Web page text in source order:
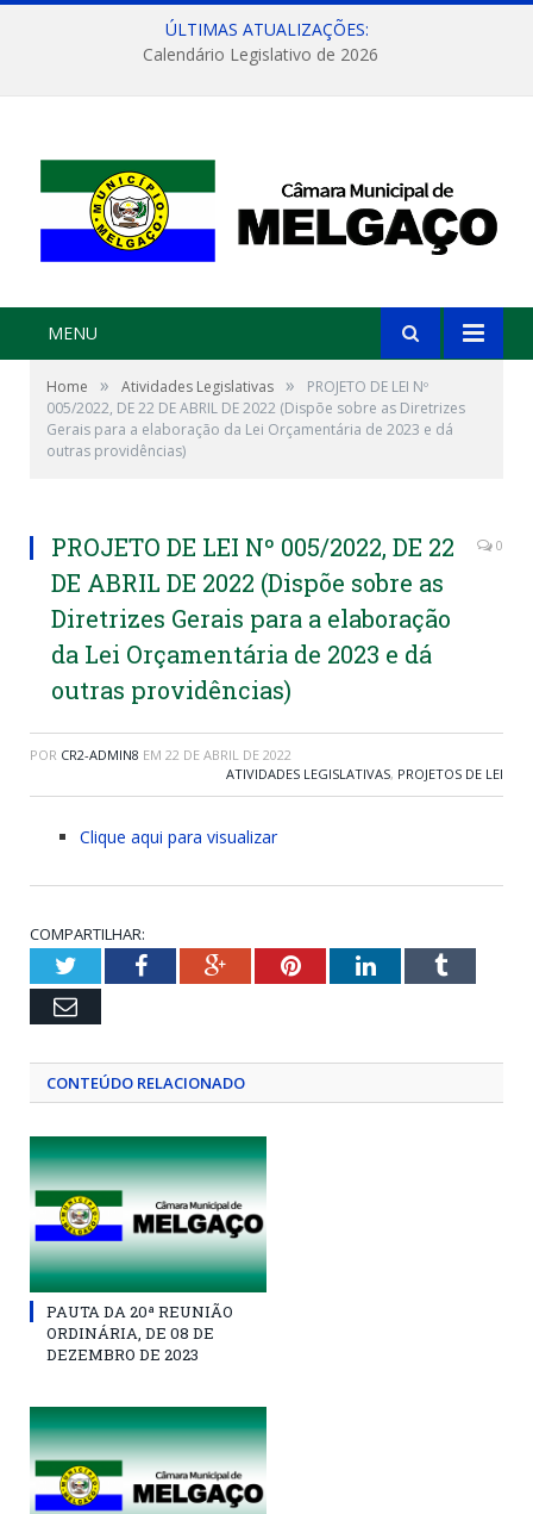
ÚLTIMAS ATUALIZAÇÕES:
Calendário Legislativo de 2026
MENU
Home » Atividades Legislativas »
PROJETO DE LEI Nº
005/2022, DE 22 DE ABRIL DE 2022 (Dispõe sobre as Diretrizes
Gerais para a elaboração da Lei Orçamentária de 2023 e dá
outras providências)
PROJETO DE LEI Nº 005/2022, DE 22
DE ABRIL DE 2022 (Dispõe sobre as
Diretrizes Gerais para a elaboração
da Lei Orçamentária de 2023 e dá
outras providências)
0
POR CR2-ADMIN8 EM 22 DE ABRIL DE 2022
ATIVIDADES LEGISLATIVAS, PROJETOS DE LEI
Clique aqui para visualizar
COMPARTILHAR:
TwitterFacebookGoogle+PinterestLinkedInTumblr
Email
CONTEÚDO RELACIONADO
PAUTA DA 20ª REUNIÃO
ORDINÁRIA, DE 08 DE
DEZEMBRO DE 2023